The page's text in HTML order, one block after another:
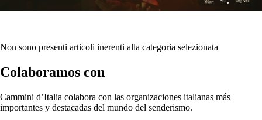
Non sono presenti articoli inerenti alla categoria selezionata
Colaboramos con
Cammini d’Italia colabora con las organizaciones italianas más
importantes y destacadas del mundo del senderismo.